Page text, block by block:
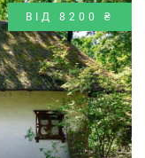
ВІД 8200 ₴